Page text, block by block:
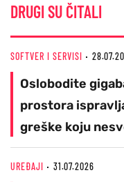
DRUGI SU ČITALI
SOFTVER I SERVISI
Oslobodite
prostora
greške koju
UREĐAJI 31.07.2026